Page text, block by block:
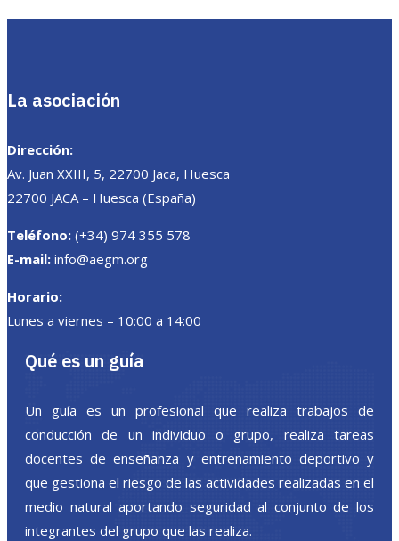
La asociación
Dirección:
Av. Juan XXIII, 5, 22700 Jaca, Huesca
22700 JACA – Huesca (España)
Teléfono: (+34) 974 355 578
E-mail: info@aegm.org
Horario:
Lunes a viernes – 10:00 a 14:00
Qué es un guía
Un guía es un profesional que realiza trabajos de
conducción de un individuo o grupo, realiza tareas
docentes de enseñanza y entrenamiento deportivo y
que gestiona el riesgo de las actividades realizadas en el
medio natural aportando seguridad al conjunto de los
integrantes del grupo que las realiza.